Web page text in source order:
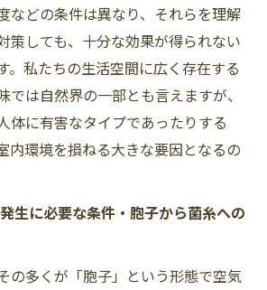
などの条件は異なり、それらを理解
策しても、十分な効果が得られない
。私たちの生活空間に広く存在する
では自然界の一部とも言えますが、
体に有害なタイプであったりする
内環境を損ねる大きな要因となるの
生に必要な条件・胞子から菌糸への
の多くが「胞子」という形態で空気